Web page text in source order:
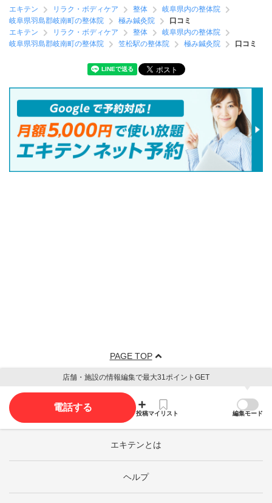
エキテン リラク・ボディケア 整体
岐阜県内の整体院
岐阜県羽島郡岐南町の整体院
極み鍼灸院
口コミ
エキテン
リラク・ボディケア 整体
岐阜県内の整体院
岐阜県羽島郡岐南町の整体院
笠松駅の整体院 極み鍼灸院 口コミ
PAGE TOP
店舗・施設の情報編集で最大31ポイントGET
電話する
投稿マイリスト 編集モード
エキテンとは
ヘルプ